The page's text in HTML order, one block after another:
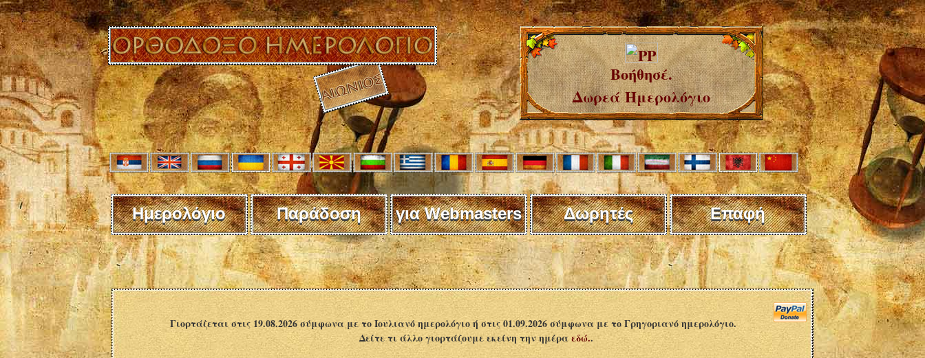
Βοήθησέ.
Δωρεά Ημερολόγιο
Ημερολόγιο Παράδοση για Webmasters Δωρητές Επαφή
Γιορτάζεται στις 19.08.2026 σύμφωνα με το Ιουλιανό ημερολόγιο ή στις 01.09.2026 σύμφωνα με το Γρηγοριανό ημερολόγιο.
Δείτε τι άλλο γιορτάζουμε εκείνη την ημέραεδώ..